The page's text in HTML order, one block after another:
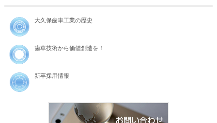
大久保歯車工業の歴史
歯車技術から価値創造を！
新卒採用情報